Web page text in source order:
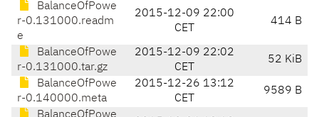
BalanceOfPowe
r-0.131000.readm
e
2015-12-09 22:00
CET
414 B
BalanceOfPowe
r-0.131000.tar.gz
2015-12-09 22:02
CET
52 KiB
BalanceOfPowe
r-0.140000.meta
2015-12-26 13:12
CET
9589 B